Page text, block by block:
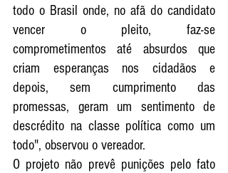
todo o Brasil onde, no afã do candidato
vencer o pleito, faz-se
comprometimentos até absurdos que
criam esperanças nos cidadãos e
depois, sem cumprimento das
promessas, geram um sentimento de
descrédito na classe política como um
todo", observou o vereador.
O projeto não prevê punições pelo fato